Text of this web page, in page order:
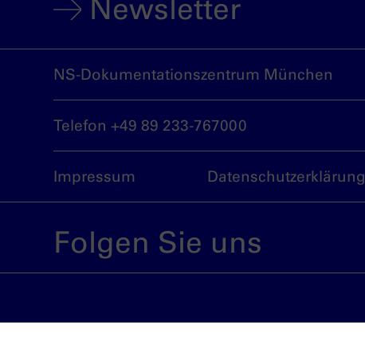
Newsletter
NS-Dokumentationszentrum München
Telefon +49 89 233-767000
Impressum Datenschutzerklärung
Folgen Sie uns